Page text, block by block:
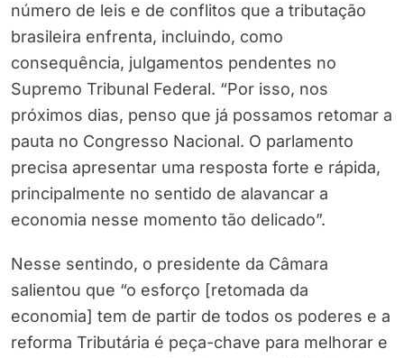
número de leis e de conflitos que a tributação
brasileira enfrenta, incluindo, como
consequência, julgamentos pendentes no
Supremo Tribunal Federal. “Por isso, nos
próximos dias, penso que já possamos retomar a
pauta no Congresso Nacional. O parlamento
precisa apresentar uma resposta forte e rápida,
principalmente no sentido de alavancar a
economia nesse momento tão delicado”.
Nesse sentindo, o presidente da Câmara
salientou que “o esforço [retomada da
economia] tem de partir de todos os poderes e a
reforma Tributária é peça-chave para melhorar e